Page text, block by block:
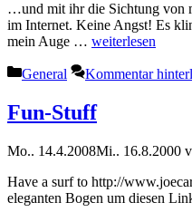
…und mit ihr die Sichtung von
im Internet. Keine Angst! Es
mein Auge … weiterlesen
Kategorien
General Kommentar
Fun-Stuff
Mo.. 14.4.2008Mi.. 16.8.2000
Have a surf to http://
eleganten Bogen um diesen